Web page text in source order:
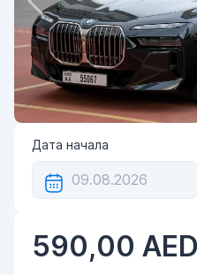
Дата начала
590,00 AED